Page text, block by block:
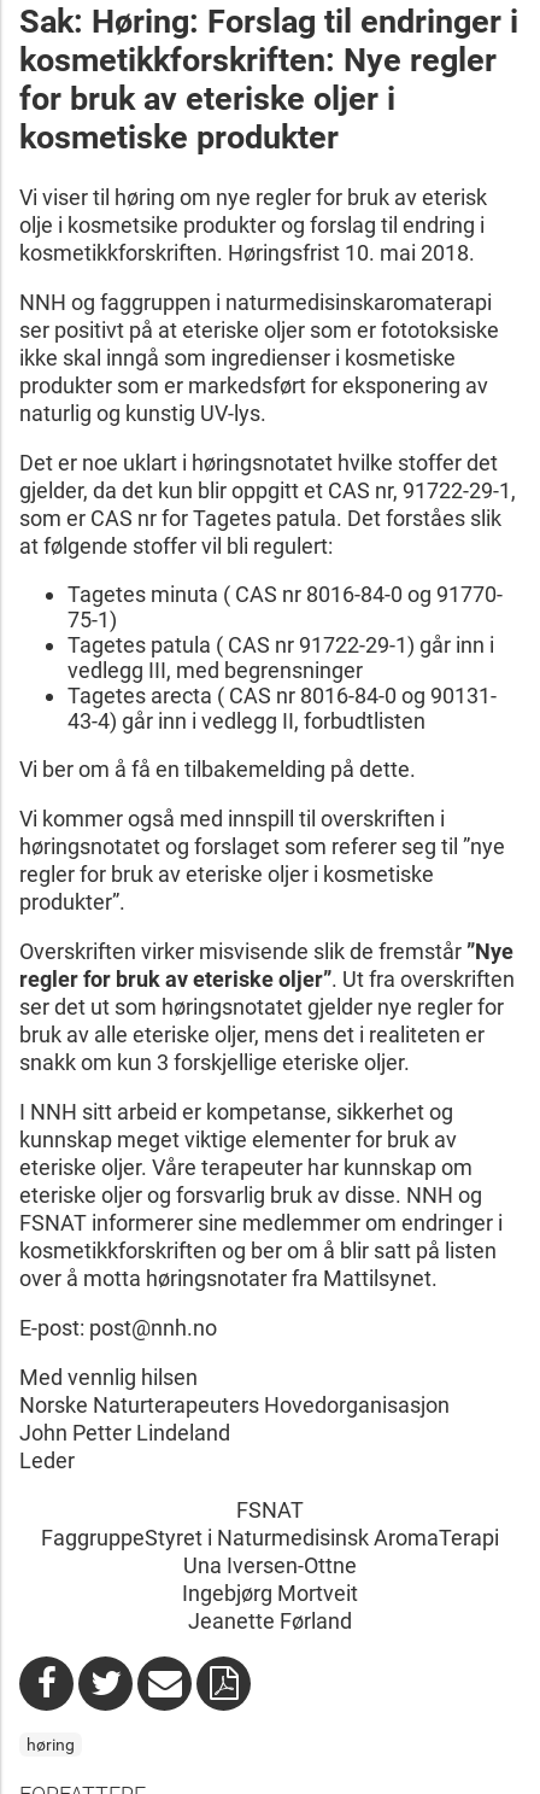
Sak: Høring: Forslag til endringer i
kosmetikkforskriften: Nye regler
for bruk av eteriske oljer i
kosmetiske produkter
Vi viser til høring om nye regler for bruk av eterisk
olje i kosmetsike produkter og forslag til endring i
kosmetikkforskriften. Høringsfrist 10. mai 2018.
NNH og faggruppen i naturmedisinskaromaterapi
ser positivt på at eteriske oljer som er fototoksiske
ikke skal inngå som ingredienser i kosmetiske
produkter som er markedsført for eksponering av
naturlig og kunstig UV-lys.
Det er noe uklart i høringsnotatet hvilke stoffer det
gjelder, da det kun blir oppgitt et CAS nr, 91722-29-1,
som er CAS nr for Tagetes patula. Det forståes slik
at følgende stoffer vil bli regulert:
Tagetes minuta ( CAS nr 8016-84-0 og 91770-
75-1)
Tagetes patula ( CAS nr 91722-29-1) går inn i
vedlegg III, med begrensninger
Tagetes arecta ( CAS nr 8016-84-0 og 90131-
43-4) går inn i vedlegg II, forbudtlisten
Vi ber om å få en tilbakemelding på dette.
Vi kommer også med innspill til overskriften i
høringsnotatet og forslaget som referer seg til ”nye
regler for bruk av eteriske oljer i kosmetiske
produkter”.
Overskriften virker misvisende slik de fremstår”Nye
regler for bruk av eteriske oljer”. Ut fra overskriften
ser det ut som høringsnotatet gjelder nye regler for
bruk av alle eteriske oljer, mens det i realiteten er
snakk om kun 3 forskjellige eteriske oljer.
I NNH sitt arbeid er kompetanse, sikkerhet og
kunnskap meget viktige elementer for bruk av
eteriske oljer. Våre terapeuter har kunnskap om
eteriske oljer og forsvarlig bruk av disse. NNH og
FSNAT informerer sine medlemmer om endringer i
kosmetikkforskriften og ber om å blir satt på listen
over å motta høringsnotater fra Mattilsynet.
E-post: post@nnh.no
Med vennlig hilsen
Norske Naturterapeuters Hovedorganisasjon
John Petter Lindeland
Leder
FSNAT
FaggruppeStyret i Naturmedisinsk AromaTerapi
Una Iversen-Ottne
Ingebjørg Mortveit
Jeanette Førland
høring